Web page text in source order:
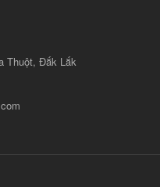
Thuột, Đắk Lắk